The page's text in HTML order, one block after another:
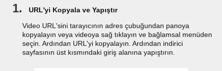
1.
URL'yi Kopyala ve Yapıştır
Video URL'sini tarayıcının adres çubuğundan panoya
kopyalayın veya videoya sağ tıklayın ve bağlamsal menüden
seçin. Ardından URL'yi kopyalayın. Ardından indirici
sayfasının üst kısmındaki giriş alanına yapıştırın.